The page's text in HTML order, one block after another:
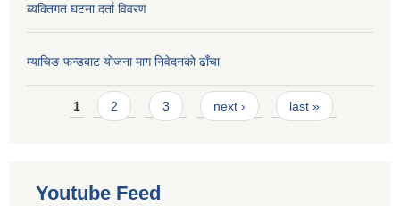
ब्यक्तिगत घटना दर्ता विवरण
म्याचिङ फन्डबाट याेजना माग निवेदनकाे ढाँचा
Pages
1 2 3 next › last »
Youtube Feed